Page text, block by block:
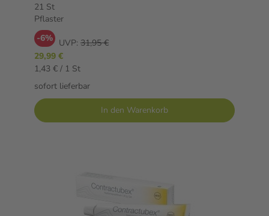
21 St
Pflaster
-6% UVP: 31,95 €
29,99 €
1,43 € / 1 St
sofort lieferbar
In den Warenkorb